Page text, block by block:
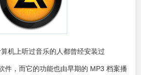
机上听过音乐的人都曾经安装过
件，而它的功能也由早期的 MP3 档案播